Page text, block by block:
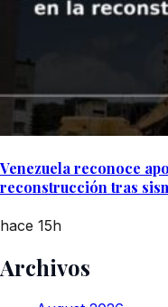
Venezuela reconoce
reconstrucción tras
hace 15h
Archivos